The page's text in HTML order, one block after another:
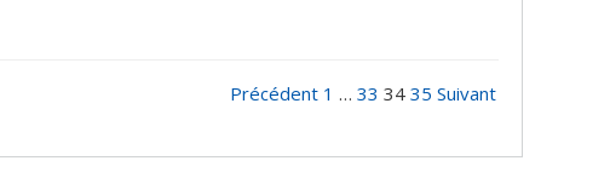
Précédent 1 … 33 34 35 Suivant